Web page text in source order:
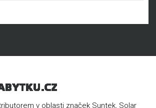
v oblasti značek Suntek, Solar